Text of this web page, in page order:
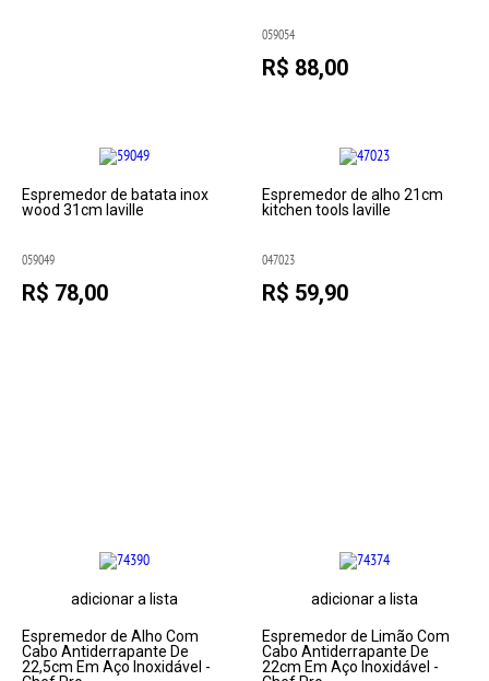
059054
R$ 88,00
Espremedor de batata inox
wood 31cm laville
059049
R$ 78,00
Espremedor de alho 21cm
kitchen tools laville
047023
R$ 59,90
adicionar a lista
Espremedor de Alho Com
Cabo Antiderrapante De
22,5cm Em Aço Inoxidável -
adicionar a lista
Espremedor de Limão Com
Cabo Antiderrapante De
22cm Em Aço Inoxidável -